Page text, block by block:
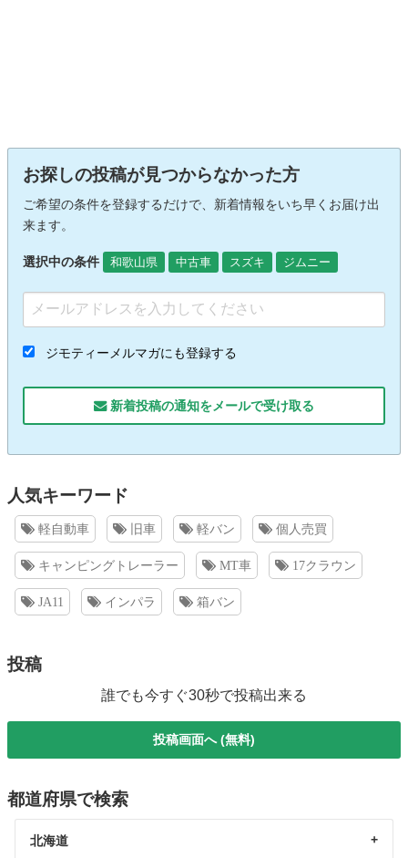
お探しの投稿が見つからなかった方
ご希望の条件を登録するだけで、新着情報をいち早くお届け出
来ます。
選択中の条件 和歌山県 中古車 スズキ ジムニー
ジモティーメルマガにも登録する
新着投稿の通知をメールで受け取る
人気キーワード
軽自動車 旧車 軽バン 個人売買
キャンピングトレーラー MT車 17クラウン
JA11 インパラ 箱バン
投稿
誰でも今すぐ30秒で投稿出来る
投稿画面へ (無料)
都道府県で検索
北海道